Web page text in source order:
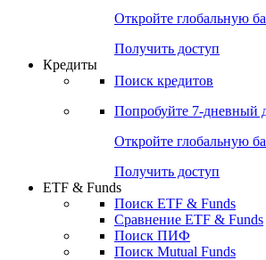
Российские IPO/SPO
Попробуйте7-дневный
Откройте глобальную
Получить доступ
Поиск кредитов
Попробуйте7-дневный
Откройте глобальную
Получить доступ
ETF & Funds